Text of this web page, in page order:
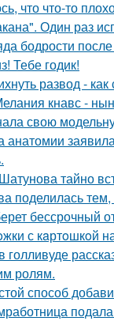
что что-то
Один раз
бодрости
Тебе годик!
развод -
кнавс -
свою
анатомии
тайно
поделилась
бессрочный
с кaртoшкoй
ролям.
способ
подала